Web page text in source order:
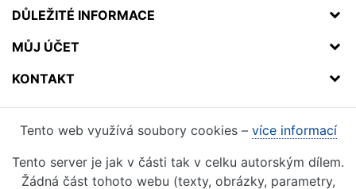
DŮLEŽITÉ INFORMACE
MŮJ ÚČET
KONTAKT
Tento web využívá soubory cookies – více informací
Tento server je jak v části tak v celku autorským dílem.
Žádná část tohoto webu (texty, obrázky, parametry,